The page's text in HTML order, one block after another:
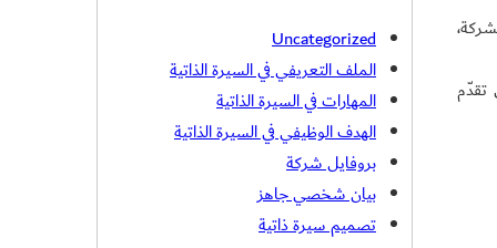
تقدّم
Uncategorized
الملف التعريفي في السيرة الذاتية
المهارات في السيرة الذاتية
الهدف الوظيفي في السيرة الذاتية
بروفايل شركة
بيان شخصي جاهز
تصميم سيرة ذاتية